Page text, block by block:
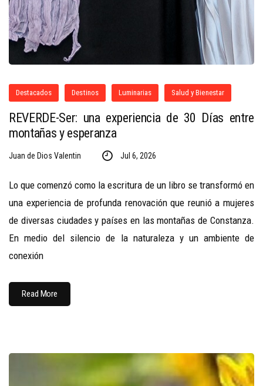
Destacados Destinos Luminarias Salud y Bienestar
REVERDE-Ser: una experiencia de 30 Días entre
montañas y esperanza
Juan de Dios Valentin Jul 6, 2026
Lo que comenzó como la escritura de un libro se transformó en
una experiencia de profunda renovación que reunió a mujeres
de diversas ciudades y países en las montañas de Constanza.
En medio del silencio de la naturaleza y un ambiente de
conexión
Read More